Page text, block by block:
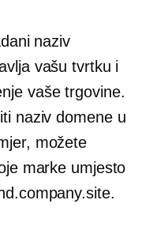
naziv
vašu tvrtku i
vaše trgovine.
naziv domene u
možete
marke umjesto